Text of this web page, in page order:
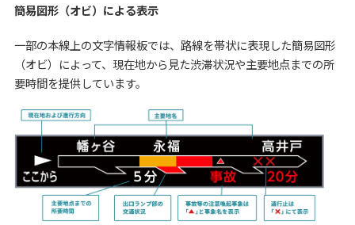
簡易図形（オビ）による表示
一部の本線上の文字情報板では、路線を帯状に表現した簡易図形
（オビ）によって、現在地から見た渋滞状況や主要地点までの所
要時間を提供しています。